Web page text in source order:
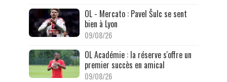
OL - Mercato : Pavel Šulc se sent
bien à Lyon
09/08/26
OL Académie : la réserve s'offre un
premier succès en amical
09/08/26